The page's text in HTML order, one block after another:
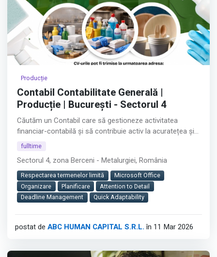
Producție
Contabil Contabilitate Generală |
Producție | București - Sectorul 4
Căutăm un Contabil care să gestioneze activitatea
financiar-contabilă și să contribuie activ la acuratețea și
buna funcționare a proceselor interne.
Rolul jobului:
Vei asigura evidența contabilă corectă și completă a
companiei, contribuind la acuratețea raportărilor
Este un rol cheie în departamentul Financiar-Contabil, cu
impact direct asupra stabilității și conformității
Cerințe:
fulltime
Sectorul 4, zona Berceni - Metalurgiei, România
Respectarea termenelor limită
Microsoft Office
Organizare
Planificare
Attention to Detail
Deadline Management
Quick Adaptability
postat de ABC HUMAN CAPITAL S.R.L. în 11 Mar 2026